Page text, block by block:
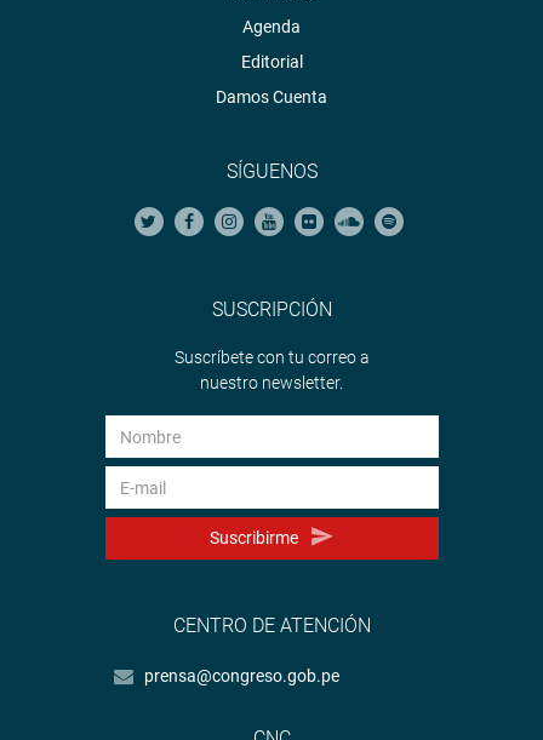
Agenda
Editorial
Damos Cuenta
SÍGUENOS
SUSCRIPCIÓN
Suscríbete con tu correo a
nuestro newsletter.
Suscribirme
CENTRO DE ATENCIÓN
prensa@congreso.gob.pe